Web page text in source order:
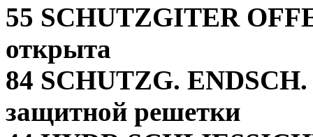
55 SCHUTZGITER
открыта
84 SCHUTZG.
защитной решетки